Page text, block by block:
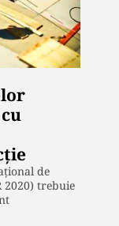
de
2020) trebuie